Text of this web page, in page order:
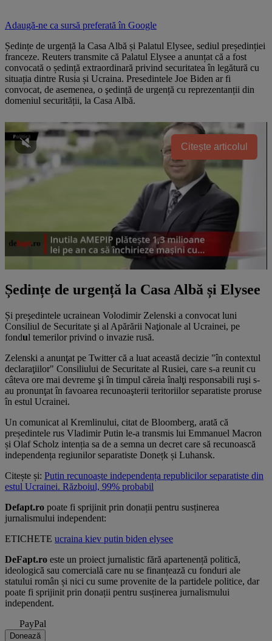
Adaugă-ne ca sursă preferată în Google
Ședințe de urgență la Casa Albă și Palatul Elysee, sediul președinției
franceze. Reuters transmite că Palatul Elysee a anunțat că a fost
convocată o ședință extraordinară privind securitatea în legătură cu
situația dintre Rusia și Ucraina. Presedintele Joe Biden ar fi
convocat, de asemenea, o şedință de urgență cu reprezentanții din
domeniul securității, la Casa Albă.
Citește articolul
Ședințe de urgență la Casa Albă și Elysee
Și preşedintele ucrainean Volodimir Zelenski a convocat luni
Consiliul de Securitate şi al Apărării Naţionale al Ucrainei, pe
fondul temerilor privind o invazie rusă.
Zelenski a anunţat pe Twitter că a luat această decizie "în contextul
declaraţiilor" Consiliului de Securitate al Rusiei, care s-a reunit cu
câteva ore mai devreme şi în timpul căreia înalţi responsabili ruşi s-
au pronunţat în favoarea recunoaşterii teritoriilor separatiste proruse
în estul Ucrainei.
Un comunicat al Kremlinului, citat de Bloomberg, arată că
președintele rus Vladimir Putin le-a transmis lui Emmanuel Macron
și Olaf Scholz intenția sa de a semna un decret care să recunoască
independența regiunilor separatiste Donețk și Luhansk.
Citește și: Putin recunoaște independența republicilor separatiste din
estul Ucrainei. Războiul, 99% probabil
Defapt.ro poate fi sprijinit prin donații pentru susținerea
jurnalismului independent:
ETICHETE ucraina kiev putin biden elysee
DeFapt.ro este un proiect jurnalistic fără apartenență politică,
ideologică sau comercială care nu se finanțează cu fonduri ale
statului român și nici cu sume provenite de la partidele politice, dar
poate fi sprijinit prin donații pentru susținerea jurnalismului
independent.
PayPal
Donează